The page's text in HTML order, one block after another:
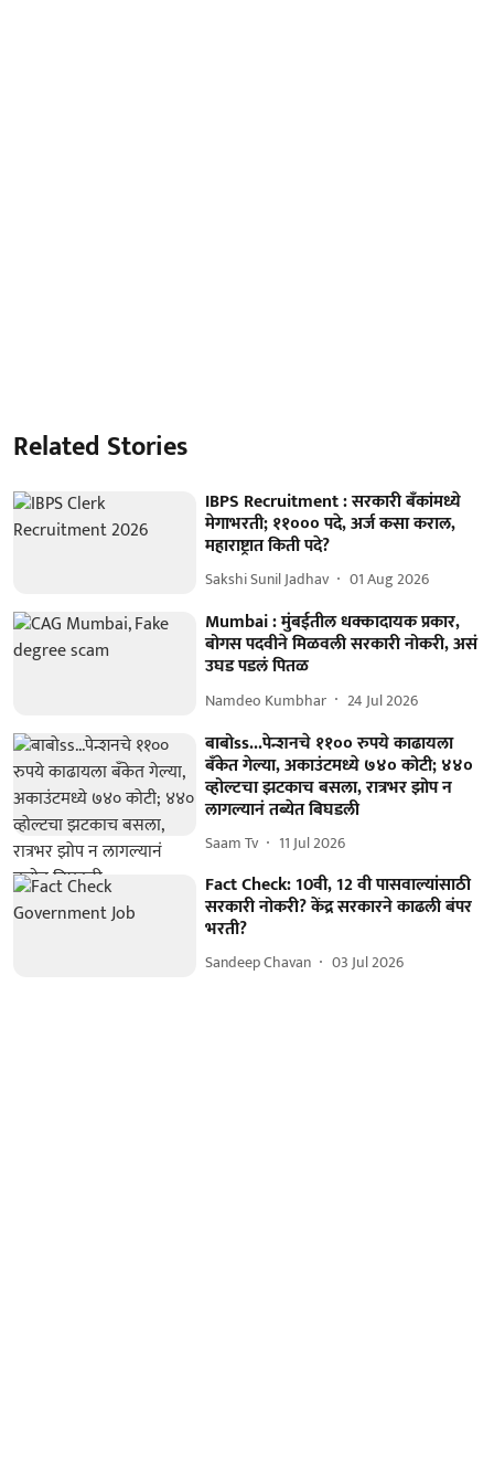
Related Stories
IBPS Recruitment : सरकारी बँकांमध्ये
मेगाभरती; ११००० पदे, अर्ज कसा कराल,
महाराष्ट्रात किती पदे?
Sakshi Sunil Jadhav 01 Aug 2026
Mumbai : मुंबईतील धक्कादायक प्रकार,
बोगस पदवीने मिळवली सरकारी नोकरी, असं
उघड पडलं पितळ
Namdeo Kumbhar 24 Jul 2026
बाबोss...पेन्शनचे ११०० रुपये काढायला
बँकेत गेल्या, अकाउंटमध्ये ७४० कोटी; ४४०
व्होल्टचा झटकाच बसला, रात्रभर झोप न
लागल्यानं तब्येत बिघडली
Saam Tv 11 Jul 2026
Fact Check: 10वी, 12 वी पासवाल्यांसाठी
सरकारी नोकरी? केंद्र सरकारने काढली बंपर
भरती?
Sandeep Chavan 03 Jul 2026